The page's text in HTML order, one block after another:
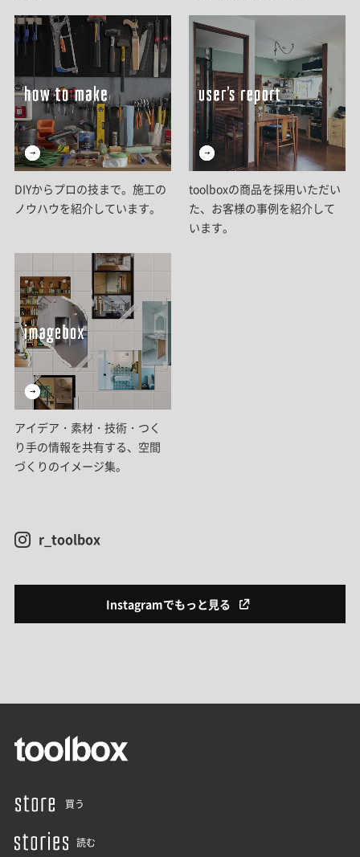
DIYからプロの技まで。施工の
ノウハウを紹介しています。
toolboxの商品を採用いただい
た、お客様の事例を紹介して
います。
アイデア・素材・技術・つく
り手の情報を共有する、空間
づくりのイメージ集。
r_toolbox
Instagramでもっと見る
買う
読む